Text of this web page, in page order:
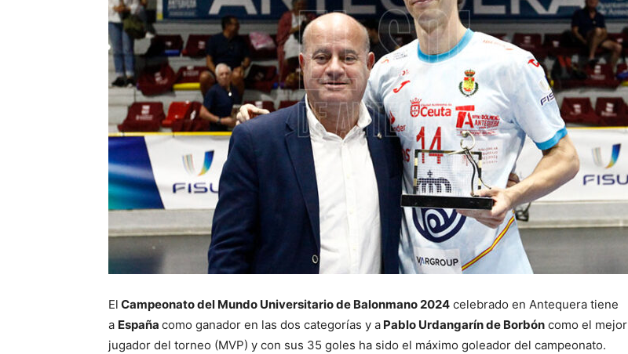
El Campeonato del Mundo Universitario de Balonmano 2024 celebrado en Antequera tiene
a España como ganador en las dos categorías y a Pablo Urdangarín de Borbón como el mejor
jugador del torneo (MVP) y con sus 35 goles ha sido el máximo goleador del campeonato.